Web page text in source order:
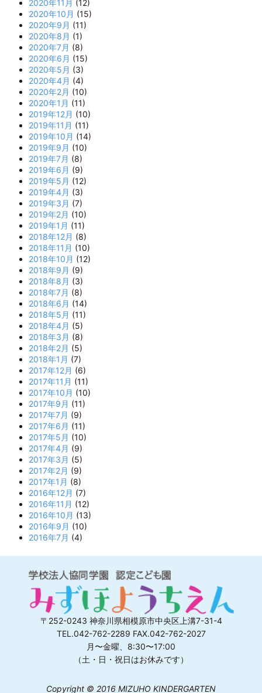
2020年11月 (12)
2020年10月 (15)
2020年9月 (11)
2020年8月 (1)
2020年7月 (8)
2020年6月 (15)
2020年5月 (3)
2020年4月 (4)
2020年2月 (10)
2020年1月 (11)
2019年12月 (10)
2019年11月 (11)
2019年10月 (14)
2019年9月 (10)
2019年7月 (8)
2019年6月 (9)
2019年5月 (12)
2019年4月 (3)
2019年3月 (7)
2019年2月 (10)
2019年1月 (11)
2018年12月 (8)
2018年11月 (10)
2018年10月 (12)
2018年9月 (9)
2018年8月 (3)
2018年7月 (8)
2018年6月 (14)
2018年5月 (11)
2018年4月 (5)
2018年3月 (8)
2018年2月 (5)
2018年1月 (7)
2017年12月 (6)
2017年11月 (11)
2017年10月 (10)
2017年9月 (11)
2017年7月 (9)
2017年6月 (11)
2017年5月 (10)
2017年4月 (9)
2017年3月 (5)
2017年2月 (9)
2017年1月 (8)
2016年12月 (7)
2016年11月 (12)
2016年10月 (13)
2016年9月 (10)
2016年7月 (4)
〒252-0243 神奈川県相模原市中央区上溝7-31-4
TEL.042-762-2289 FAX.042-762-2027
月〜金曜、8:30〜17:00
（土・日・祝日はお休みです）
Copyright © 2016 MIZUHO KINDERGARTEN